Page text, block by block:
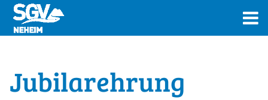
Jubilarehrung